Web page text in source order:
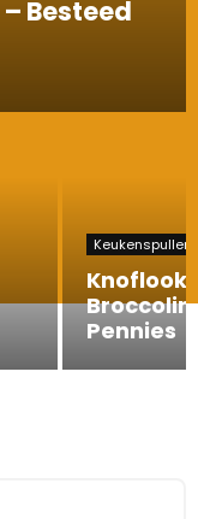
Besteed
Keukenspullen
Knoflook
Pennies